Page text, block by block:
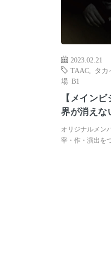
2023.02.21
TAAC
タカ
場 B1
【メイン
界が消えな
オリジナルメン
宰・作・演出を